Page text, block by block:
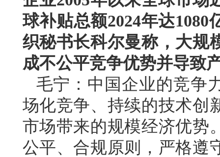
球补贴总额2024年达
织秘书长科尔曼称，大规
成不公平竞争优势并导致
毛宁：中国企业的竞争
场化竞争、持续的技术创
市场带来的规模经济优势
公平、合规原则，严格遵